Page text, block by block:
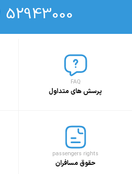
52943000
FAQ
پرسش های متداول
passengers rights
حقوق مسافران